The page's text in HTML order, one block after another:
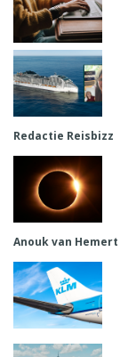
Redactie Reisbizz
Anouk van Hemert